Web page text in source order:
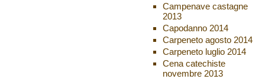
Campenave castagne
2013
Capodanno 2014
Carpeneto agosto 2014
Carpeneto luglio 2014
Cena catechiste
novembre 2013